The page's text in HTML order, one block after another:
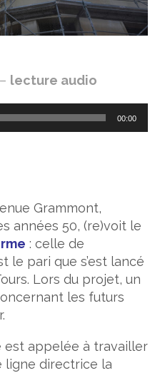
lecture audio
00:00
Grammont,
années 50, (re)voit le
: celle de
le pari que s’est lancé
Lors du projet, un
les futurs
est appelée à travailler
ligne directrice la